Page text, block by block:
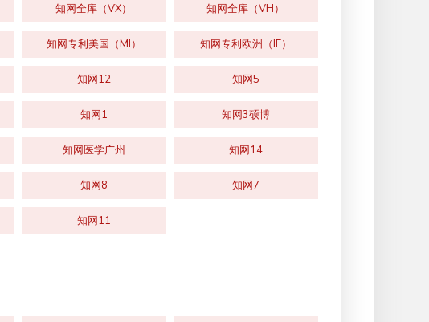
知网全库（VX） 知网全库（VH）
知网专利美国（MI） 知网专利欧洲（IE）
知网12 知网5
知网1 知网3硕博
知网医学广州 知网14
知网8 知网7
知网11